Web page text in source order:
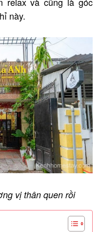
này.
vị thân quen rồi